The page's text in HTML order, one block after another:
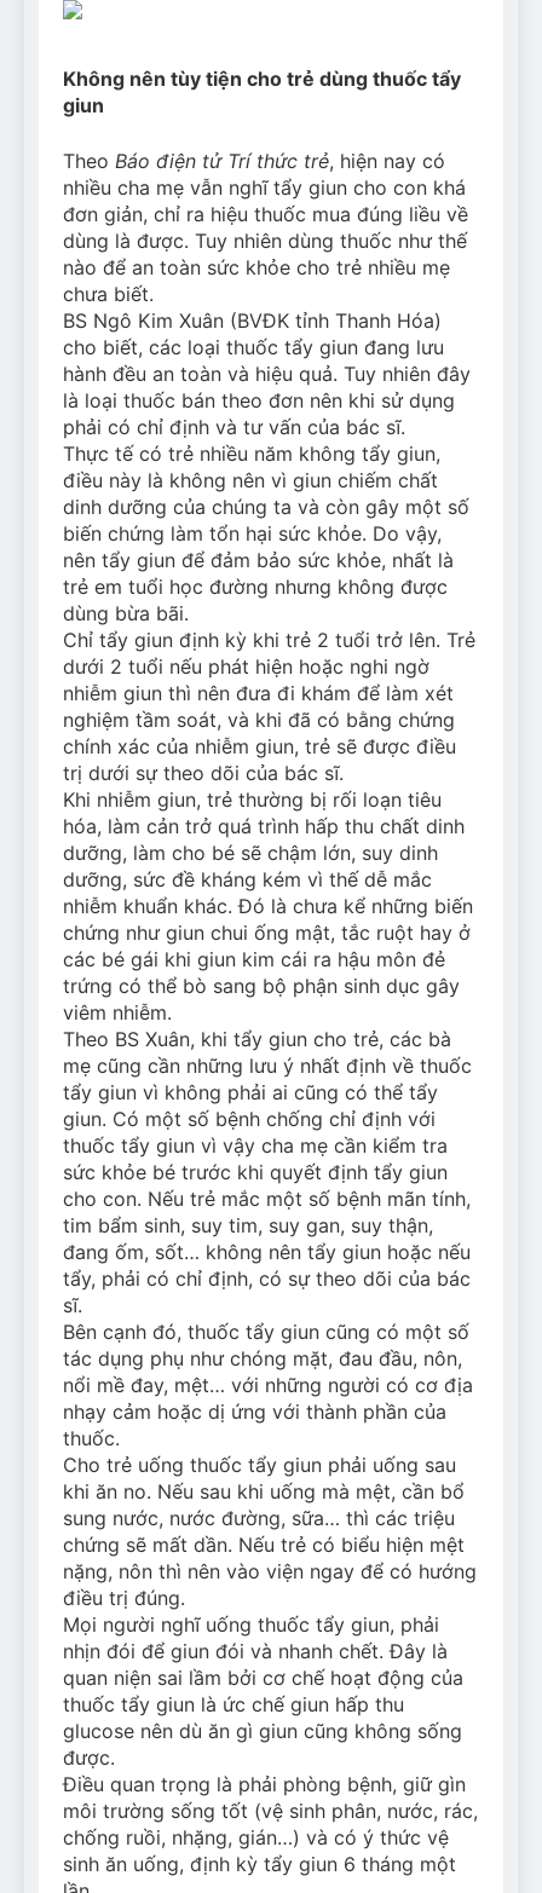
Không nên tùy tiện cho trẻ dùng thuốc tẩy
giun
Theo Báo điện tử Trí thức trẻ, hiện nay có
nhiều cha mẹ vẫn nghĩ tẩy giun cho con khá
đơn giản, chỉ ra hiệu thuốc mua đúng liều về
dùng là được. Tuy nhiên dùng thuốc như thế
nào để an toàn sức khỏe cho trẻ nhiều mẹ
chưa biết.
BS Ngô Kim Xuân (BVĐK tỉnh Thanh Hóa)
cho biết, các loại thuốc tẩy giun đang lưu
hành đều an toàn và hiệu quả. Tuy nhiên đây
là loại thuốc bán theo đơn nên khi sử dụng
phải có chỉ định và tư vấn của bác sĩ.
Thực tế có trẻ nhiều năm không tẩy giun,
điều này là không nên vì giun chiếm chất
dinh dưỡng của chúng ta và còn gây một số
biến chứng làm tổn hại sức khỏe. Do vậy,
nên tẩy giun để đảm bảo sức khỏe, nhất là
trẻ em tuổi học đường nhưng không được
dùng bừa bãi.
Chỉ tẩy giun định kỳ khi trẻ 2 tuổi trở lên. Trẻ
dưới 2 tuổi nếu phát hiện hoặc nghi ngờ
nhiễm giun thì nên đưa đi khám để làm xét
nghiệm tầm soát, và khi đã có bằng chứng
chính xác của nhiễm giun, trẻ sẽ được điều
trị dưới sự theo dõi của bác sĩ.
Khi nhiễm giun, trẻ thường bị rối loạn tiêu
hóa, làm cản trở quá trình hấp thu chất dinh
dưỡng, làm cho bé sẽ chậm lớn, suy dinh
dưỡng, sức đề kháng kém vì thế dễ mắc
nhiễm khuẩn khác. Đó là chưa kể những biến
chứng như giun chui ống mật, tắc ruột hay ở
các bé gái khi giun kim cái ra hậu môn đẻ
trứng có thể bò sang bộ phận sinh dục gây
viêm nhiễm.
Theo BS Xuân, khi tẩy giun cho trẻ, các bà
mẹ cũng cần những lưu ý nhất định về thuốc
tẩy giun vì không phải ai cũng có thể tẩy
giun. Có một số bệnh chống chỉ định với
thuốc tẩy giun vì vậy cha mẹ cần kiểm tra
sức khỏe bé trước khi quyết định tẩy giun
cho con. Nếu trẻ mắc một số bệnh mãn tính,
tim bẩm sinh, suy tim, suy gan, suy thận,
đang ốm, sốt… không nên tẩy giun hoặc nếu
tẩy, phải có chỉ định, có sự theo dõi của bác
sĩ.
Bên cạnh đó, thuốc tẩy giun cũng có một số
tác dụng phụ như chóng mặt, đau đầu, nôn,
nổi mề đay, mệt… với những người có cơ địa
nhạy cảm hoặc dị ứng với thành phần của
thuốc.
Cho trẻ uống thuốc tẩy giun phải uống sau
khi ăn no. Nếu sau khi uống mà mệt, cần bổ
sung nước, nước đường, sữa… thì các triệu
chứng sẽ mất dần. Nếu trẻ có biểu hiện mệt
nặng, nôn thì nên vào viện ngay để có hướng
điều trị đúng.
Mọi người nghĩ uống thuốc tẩy giun, phải
nhịn đói để giun đói và nhanh chết. Đây là
quan niện sai lầm bởi cơ chế hoạt động của
thuốc tẩy giun là ức chế giun hấp thu
glucose nên dù ăn gì giun cũng không sống
được.
Điều quan trọng là phải phòng bệnh, giữ gìn
môi trường sống tốt (vệ sinh phân, nước, rác,
chống ruồi, nhặng, gián…) và có ý thức vệ
sinh ăn uống, định kỳ tẩy giun 6 tháng một